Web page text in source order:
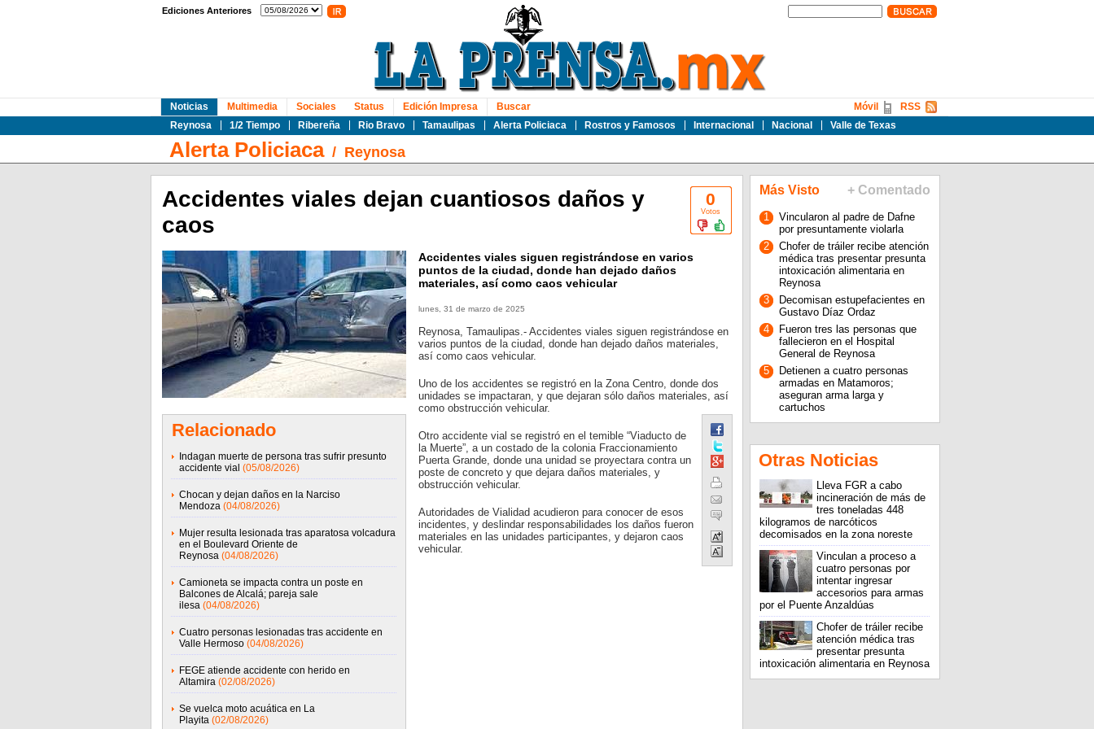
Ediciones Anteriores
Noticias
Reynosa
1/2 Tiempo Ribereña Rio Bravo Tamaulipas Alerta Policiaca Rostros y Famosos Internacional Nacional Valle de Texas
Multimedia Sociales Status Edición Impresa Buscar RSS
Móvil
Alerta Policiaca/ Reynosa
0
Votos
Accidentes viales dejan cuantiosos daños y
caos
Relacionado
Indagan muerte de persona tras sufrir presunto
accidente vial (05/08/2026)
Chocan y dejan daños en la Narciso
Mendoza (04/08/2026)
Mujer resulta lesionada tras aparatosa volcadura
en el Boulevard Oriente de
Reynosa (04/08/2026)
Camioneta se impacta contra un poste en
Balcones de Alcalá; pareja sale
ilesa (04/08/2026)
Cuatro personas lesionadas tras accidente en
Valle Hermoso (04/08/2026)
FEGE atiende accidente con herido en
Altamira (02/08/2026)
Se vuelca moto acuática en La
Playita (02/08/2026)
Accidentes viales siguen registrándose en varios
puntos de la ciudad, donde han dejado daños
materiales, así como caos vehicular
lunes, 31 de marzo de 2025
Reynosa, Tamaulipas.- Accidentes viales siguen registrándose en
varios puntos de la ciudad, donde han dejado daños materiales,
así como caos vehicular.
Uno de los accidentes se registró en la Zona Centro, donde dos
unidades se impactaran, y que dejaran sólo daños materiales, así
como obstrucción vehicular.
Otro accidente vial se registró en el temible “Viaducto de
la Muerte”, a un costado de la colonia Fraccionamiento
Puerta Grande, donde una unidad se proyectara contra un
poste de concreto y que dejara daños materiales, y
obstrucción vehicular.
Autoridades de Vialidad acudieron para conocer de esos
incidentes, y deslindar responsabilidades los daños fueron
materiales en las unidades participantes, y dejaron caos
vehicular.
Más Visto + Comentado
1
Vincularon al padre de Dafne
por presuntamente violarla
2
Chofer de tráiler recibe atención
médica tras presentar presunta
intoxicación alimentaria en
Reynosa
3
Decomisan estupefacientes en
Gustavo Díaz Ordaz
4
Fueron tres las personas que
fallecieron en el Hospital
General de Reynosa
5
Detienen a cuatro personas
armadas en Matamoros;
aseguran arma larga y
cartuchos
Otras Noticias
Lleva FGR a cabo
incineración de más de
tres toneladas 448
kilogramos de narcóticos
decomisados en la zona noreste
Vinculan a proceso a
cuatro personas por
intentar ingresar
accesorios para armas
por el Puente Anzaldúas
Chofer de tráiler recibe
atención médica tras
presentar presunta
intoxicación alimentaria en Reynosa